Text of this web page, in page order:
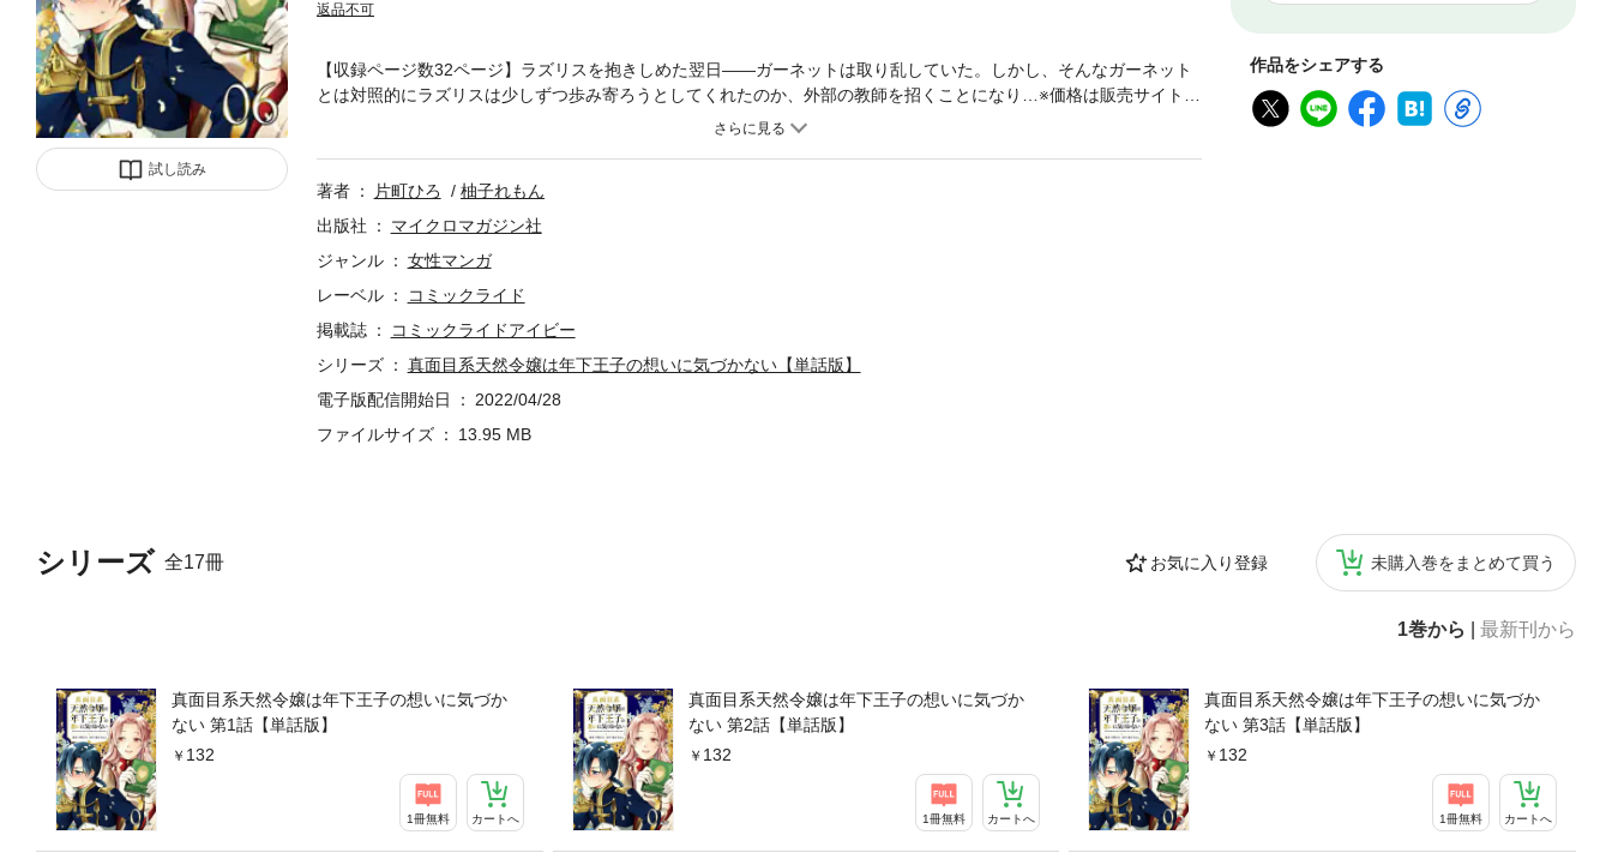
試し読み
返品不可
作品をシェアする
シリーズ 全17冊 お気に入り登録 未購入巻をまとめて買う
1巻から 最新刊から
真面目系天然令嬢は年下王子の想いに気づか
ない 第1話【単話版】
132
1冊無料 カートへ
真面目系天然令嬢は年下王子の想いに気づか
ない 第2話【単話版】
132
1冊無料 カートへ
真面目系天然令嬢は年下王子の想いに気づか
ない 第3話【単話版】
132
1冊無料 カートへ
【収録ページ数32ページ】ラズリスを抱きしめた翌日――ガーネットは取り乱していた。しかし、そんなガーネット
とは対照的にラズリスは少しずつ歩み寄ろうとしてくれたのか、外部の教師を招くことになり…※価格は販売サイトに
よって多少差異が出る場合があります。※コミックライド2022年3月号(vol.69)、および4月号(vol.70)に収録済みの内
著者 片町ひろ
柚子れもん
出版社
マイクロマガジン社
ジャンル
女性マンガ
レーベル
コミックライド
掲載誌
コミックライドアイビー
シリーズ
真面目系天然令嬢は年下王子の想いに気づかない【単話版】
電子版配信開始日
2022/04/28
ファイルサイズ
13.95 MB